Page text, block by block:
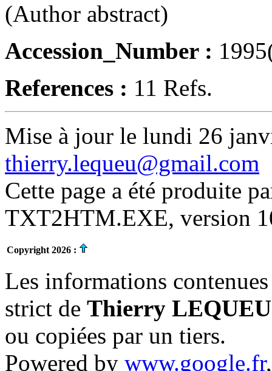
(Author abstract)
Accession_Number :
References : 11 Refs.
Mise à jour le lundi 26
thierry.lequeu@gmail.com
Cette page a été produite
TXT2HTM.EXE, version
Copyright 2026 :
Les informations
strict de Thierry LEQUEU
ou copiées par un tiers.
Powered by www.google.fr